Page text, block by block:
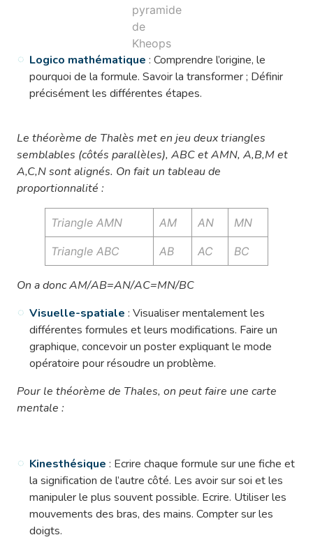
pyramide
de
Kheops
Logico mathématique: Comprendre l’origine, le
pourquoi de la formule. Savoir la transformer ; Définir
précisément les différentes étapes.
Le théorème de Thalès met en jeu deux triangles
semblables (côtés parallèles), ABC et AMN, A,B,M et
A,C,N sont alignés. On fait un tableau de
proportionnalité :
Triangle AMN AM AN MN
Triangle ABC AB AC BC
On a donc AM/AB=AN/AC=MN/BC
Visuelle-spatiale : Visualiser mentalement les
différentes formules et leurs modifications. Faire un
graphique, concevoir un poster expliquant le mode
opératoire pour résoudre un problème.
Pour le théorème de Thales, on peut faire une carte
mentale :
Kinesthésique: Ecrire chaque formule sur une fiche et
la signification de l’autre côté. Les avoir sur soi et les
manipuler le plus souvent possible. Ecrire. Utiliser les
mouvements des bras, des mains. Compter sur les
doigts.